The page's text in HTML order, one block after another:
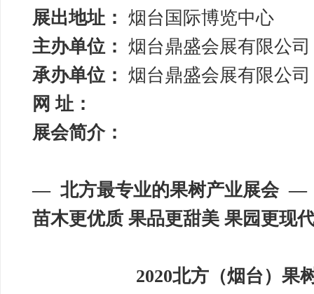
展出地址： 烟台国际博览中心
主办单位： 烟台鼎盛会展有限公司
承办单位： 烟台鼎盛会展有限公司
网 址：
展会简介：
— 北方最专业的果树产业展会 —
苗木更优质 果品更甜美 果园更现
2020北方（烟台）果